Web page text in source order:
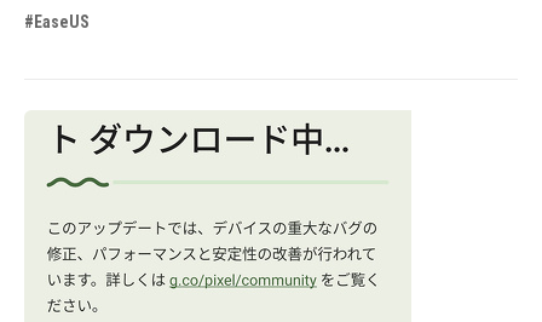
#EaseUS